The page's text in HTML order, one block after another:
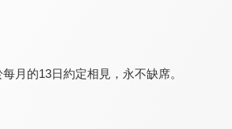
月的13日約定相見，永不缺席。